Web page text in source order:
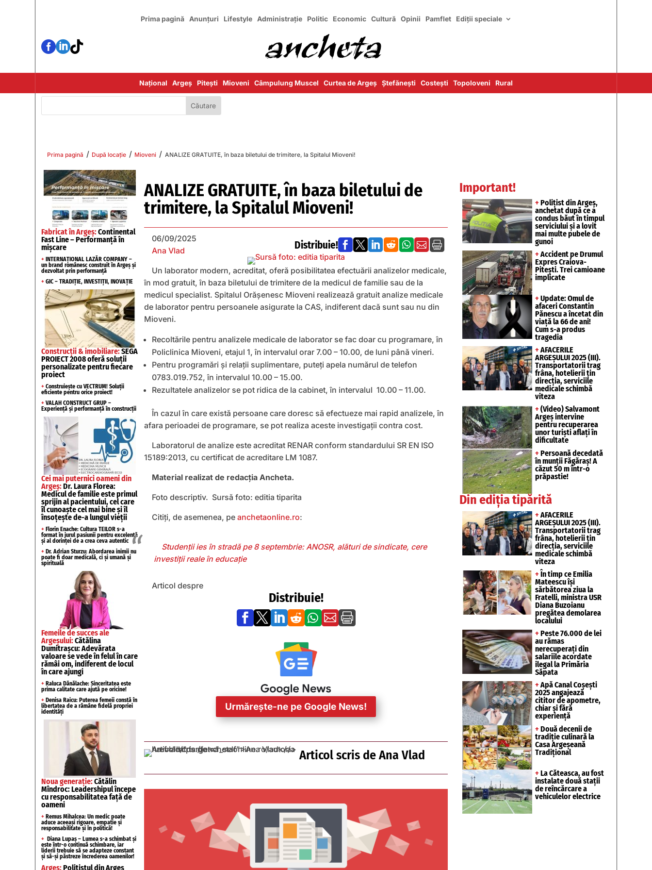
Prima pagină Anunțuri Lifestyle Administrație Politic Economic Cultură Opinii Pamflet Ediții speciale

Național Argeș Pitești Mioveni Câmpulung Muscel Curtea de Argeș Ștefănești Costești Topoloveni Rural
Prima pagină / După locație / Mioveni / ANALIZE GRATUITE, în baza biletului de trimitere, la Spitalul Mioveni!
Fabricat în Argeș:Continental
Fast Line – Performanță în
mișcare
+ INTERNAȚIONAL LAZĂR COMPANY –
un brand românesc construit în Argeș și
dezvoltat prin performanță
+ GIC – TRADIȚIE, INVESTIȚII, INOVAȚIE
Construcții & imobiliare:SEGA
PROIECT 2008 oferă soluții
personalizate pentru fiecare
proiect
+ Construiește cu VECTRUM! Soluții
eficiente pentru orice proiect!
+ VALAH CONSTRUCT GRUP –
Experiență și performanță în construcții
Cei mai puternici oameni din
Argeș:Dr. Laura Florea:
Medicul de familie este primul
sprijin al pacientului, cel care
îl cunoaște cel mai bine și îl
însoțește de-a lungul vieții
+ Florin Enache: Cultura TEILOR s-a
format în jurul pasiunii pentru excelență
și al dorinței de a crea ceva autentic
+ Dr. Adrian Sturzu: Abordarea inimii nu
poate fi doar medicală, ci și umană și
spirituală
Femeile de succes ale
Argeșului:Cătălina
Dumitrașcu: Adevărata
valoare se vede în felul în care
rămâi om, indiferent de locul
în care ajungi
+ Raluca Dănălache: Sinceritatea este
prima calitate care ajută pe oricine!
+ Denisa Raicu: Puterea femeii constă în
libertatea de a rămâne fidelă propriei
identități
Noua generație:Cătălin
Mîndroc: Leadershipul începe
cu responsabilitatea față de
oameni
+ Remus Mihalcea: Un medic poate
aduce aceeași rigoare, empatie și
responsabilitate și în politică!
+ Diana Lupaș – Lumea s-a schimbat și
este într-o continuă schimbare, iar
liderii trebuie să se adapteze constant
și să-și păstreze încrederea oamenilor!
Argeș:Polițistul din Argeș
ANALIZE GRATUITE, în baza biletului de
trimitere, la Spitalul Mioveni!
06/09/2025
Ana Vlad
Distribuie!       
Un laborator modern, acreditat, oferă posibilitatea efectuării analizelor medicale,
în mod gratuit, în baza biletului de trimitere de la medicul de familie sau de la
medicul specialist. Spitalul Orășenesc Mioveni realizează gratuit analize medicale
de laborator pentru persoanele asigurate la CAS, indiferent dacă sunt sau nu din
Mioveni.
Recoltările pentru analizele medicale de laborator se fac doar cu programare, în
Policlinica Mioveni, etajul 1, în intervalul orar 7.00 – 10.00, de luni până vineri.
Pentru programări și relații suplimentare, puteți apela numărul de telefon
0783.019.752, în intervalul 10.00 – 15.00.
Rezultatele analizelor se pot ridica de la cabinet, în intervalul 10.00 – 11.00.
În cazul în care există persoane care doresc să efectueze mai rapid analizele, în
afara perioadei de programare, se pot realiza aceste investigaţii contra cost.
Laboratorul de analize este acreditat RENAR conform standardului SR EN ISO
15189:2013, cu certificat de acreditare LM 1087.
Material realizat de redacția Ancheta.
Foto descriptiv. Sursă foto: editia tiparita
Citiți, de asemenea, pe anchetaonline.ro:
Studenții ies în stradă pe 8 septembrie: ANOSR, alături de sindicate, cere
investiții reale în educație
Articol despre
Distribuie!
      
Urmărește-ne pe Google News!
Articol scris deAna Vlad
Important!
+ Polițist din Argeș,
anchetat după ce a
condus băut în timpul
serviciului și a lovit
mai multe pubele de
gunoi
+ Accident pe Drumul
Expres Craiova-
Pitești. Trei camioane
implicate
+ Update: Omul de
afaceri Constantin
Pănescu a încetat din
viață la 66 de ani!
Cum s-a produs
tragedia
+ AFACERILE
ARGEȘULUI 2025 (III).
Transportatorii trag
frâna, hotelierii țin
direcția, serviciile
medicale schimbă
viteza
+ (Video) Salvamont
Argeș intervine
pentru recuperarea
unor turişti aflaţi în
dificultate
+ Persoană decedată
în munții Făgăraș! A
căzut 50 m într-o
prăpastie!
Din ediția tipărită
+ AFACERILE
ARGEȘULUI 2025 (III).
Transportatorii trag
frâna, hotelierii țin
direcția, serviciile
medicale schimbă
viteza
+ În timp ce Emilia
Mateescu își
sărbătorea ziua la
Fratelli, ministra USR
Diana Buzoianu
pregătea demolarea
localului
+ Peste 76.000 de lei
au rămas
nerecuperați din
salariile acordate
ilegal la Primăria
Săpata
+ Apă Canal Coșești
2025 angajează
cititor de apometre,
chiar și fără
experiență
+ Două decenii de
tradiție culinară la
Casa Argeșeană
Tradițional
+ La Căteasca, au fost
instalate două stații
de reîncărcare a
vehiculelor electrice